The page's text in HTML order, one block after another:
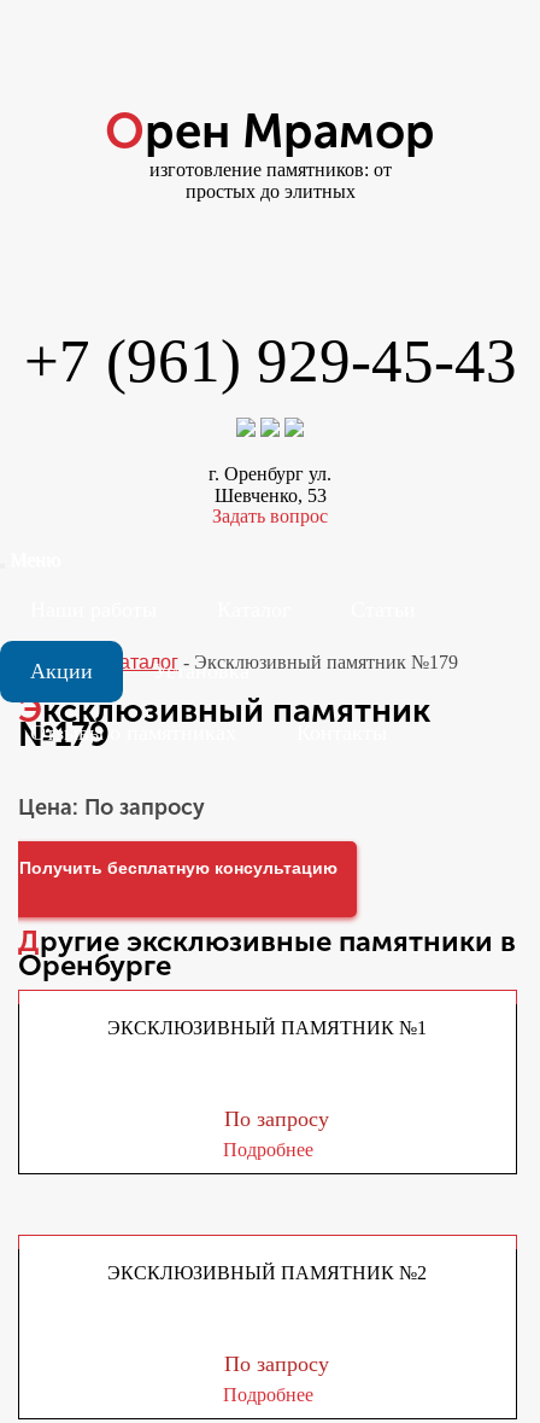
Орен Мрамор
изготовление памятников: от
простых до элитных
+7 (961) 929-45-43
г. Оренбург ул.
Шевченко, 53
Задать вопрос
Акции Установка
Отзывы о памятниках
Главная Каталог - Эксклюзивный памятник №179
Эксклюзивный памятник
№179
Цена: По запросу
Получить бесплатную консультацию
Другие эксклюзивные памятники в
Оренбурге
ЭКСКЛЮЗИВНЫЙ ПАМЯТНИК №1
По запросу
Подробнее
ЭКСКЛЮЗИВНЫЙ ПАМЯТНИК №2
По запросу
Подробнее